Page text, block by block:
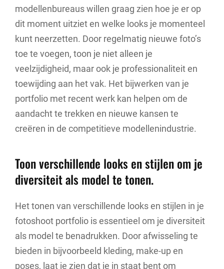
modellenbureaus willen graag zien hoe je er op
dit moment uitziet en welke looks je momenteel
kunt neerzetten. Door regelmatig nieuwe foto’s
toe te voegen, toon je niet alleen je
veelzijdigheid, maar ook je professionaliteit en
toewijding aan het vak. Het bijwerken van je
portfolio met recent werk kan helpen om de
aandacht te trekken en nieuwe kansen te
creëren in de competitieve modellenindustrie.
Toon verschillende looks en stijlen om je
diversiteit als model te tonen.
Het tonen van verschillende looks en stijlen in je
fotoshoot portfolio is essentieel om je diversiteit
als model te benadrukken. Door afwisseling te
bieden in bijvoorbeeld kleding, make-up en
poses, laat je zien dat je in staat bent om